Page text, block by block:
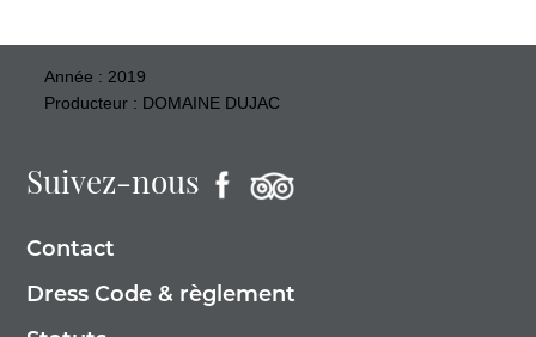
Année : 2019
Producteur : DOMAINE DUJAC
Suivez-nous
Contact
Dress Code & règlement